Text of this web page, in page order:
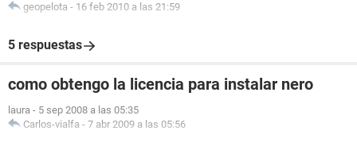
geopelota - 16 feb 2010 a las 21:59
5 respuestas
como obtengo la licencia para instalar nero
laura - 5 sep 2008 a las 05:35
Carlos-vialfa - 7 abr 2009 a las 05:56